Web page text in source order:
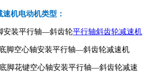
速机电动机类型：
安装平行轴—斜齿轮平行轴斜齿轮减速机
脚空心轴安装平行轴—斜齿轮减速机
脚花键空心轴安装平行轴—斜齿轮减速